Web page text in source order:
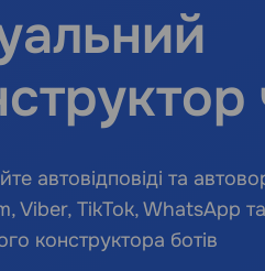
автовідповіді та
Viber, TikTok, WhatsApp
конструктора ботів